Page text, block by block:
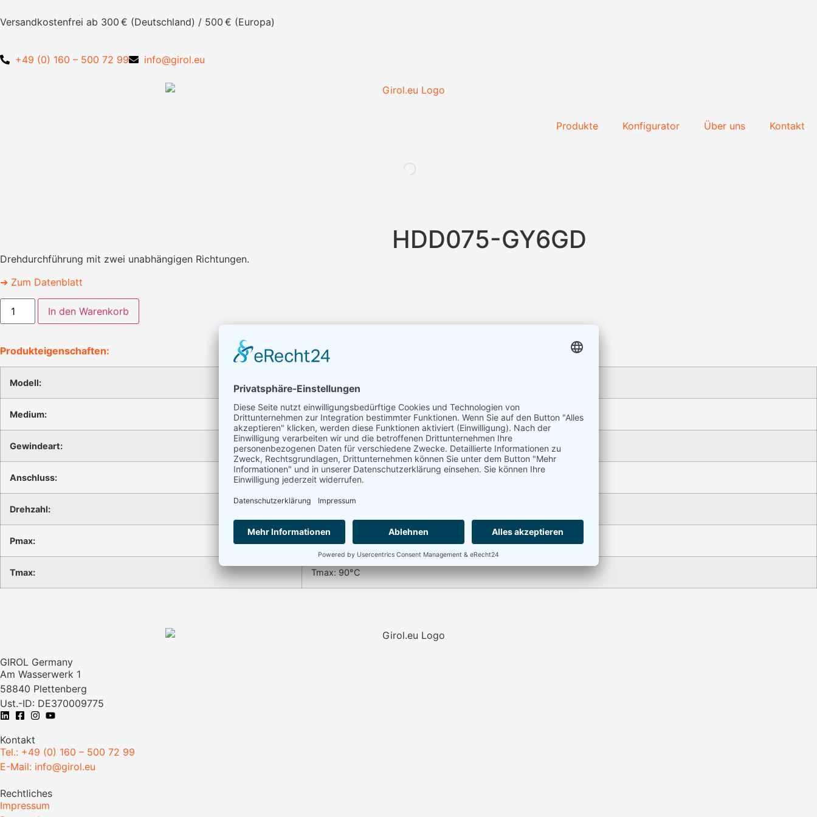
Versandkostenfrei ab 300 € (Deutschland) / 500 € (Europa)
+49 (0) 160 – 500 72 99 info@girol.eu
Produkte Konfigurator Über uns Kontakt
HDD075-GY6GD
Drehdurchführung mit zwei unabhängigen Richtungen.
➔ Zum Datenblatt
In den Warenkorb
Produkteigenschaften:
Modell: HDD075-GY6GD
Medium: Öl, Luft
Gewindeart: 1 1/2″ Rechtsewinde
Anschluss: Radial
Drehzahl:
Pmax: Pmax: 350 bar
Tmax: Tmax: 90°C
GIROL Germany
Am Wasserwerk 1
58840 Plettenberg
Ust.-ID: DE370009775
Kontakt
Tel.: +49 (0) 160 – 500 72 99
E-Mail: info@girol.eu
Rechtliches
Impressum